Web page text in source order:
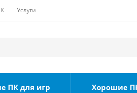
Услуги
ПК для игр Хорошие